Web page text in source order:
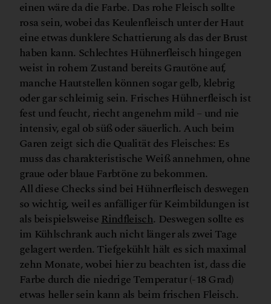
einen wäre da die Farbe. Das rohe Fleisch sollte
rosa sein, wobei das Keulenfleisch unter der Haut
eine etwas dunklere Schattierung als das der Brust
haben kann. Schlechtes Hühnerfleisch hingegen
weist in rohem Zustand bereits Grautöne auf,
manche Hautstellen können sogar gelb, klebrig
oder gar schleimig sein. Frisches Hühnerfleisch ist
fest und feucht, riecht angenehm mild – und nie
intensiv, egal ob süß oder säuerlich. Auch beim
Garen zeigt sich die Qualität des Fleisches: Es
muss das charakteristische Weiß annehmen, ohne
graue oder blaue Farbtöne zu bekommen.
All diese Checks sind bei Hühnerfleisch deswegen
so wichtig, weil es anfälliger für Keimbildungen ist
als beispielsweiseRindfleisch. Deswegen sollte es
im Kühlschrank auch nicht länger als zwei Tage
gelagert werden. Tiefgekühlt hält es sich maximal
zehn Monate, wobei hier zu beachten ist, dass die
Farbe durch die niedrige Temperatur (-18 Grad)
etwas heller sein kann als beim frischen Fleisch.